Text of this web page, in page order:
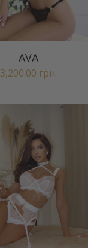
AVA
3,200.00 грн.